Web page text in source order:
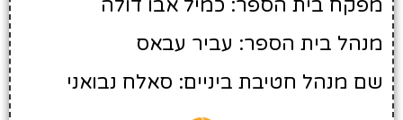
מפקח בית הספר: כמיל אבו דולה
מנהל בית הספר: עביר עבאס
שם מנהל חטיבת ביניים: סאלח נבואני